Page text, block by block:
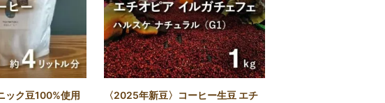
ック豆100%使用
〈2025年新豆〉コーヒー生豆 エチ